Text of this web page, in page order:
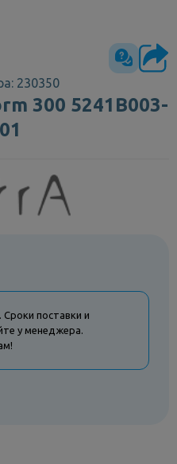
230350
300 5241B003-
поставки и
у менеджера.